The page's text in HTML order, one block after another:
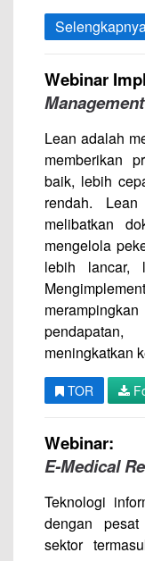
Webinar
Management
Lean adalah
memberikan
baik, lebih
rendah. Lean
melibatkan
mengelola
lebih lancar,
meningkatkan
TOR
Webinar:
E-Medical
Teknologi
dengan
sektor